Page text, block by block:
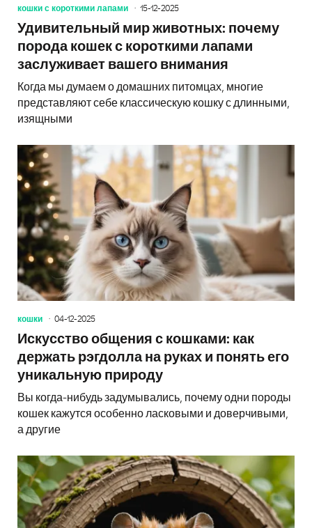
кошки с короткими лапами 15-12-2025
Удивительный мир животных: почему
порода кошек с короткими лапами
заслуживает вашего внимания
Когда мы думаем о домашних питомцах, многие
представляют себе классическую кошку с длинными,
изящными
кошки 04-12-2025
Искусство общения с кошками: как
держать рэгдолла на руках и понять его
уникальную природу
Вы когда-нибудь задумывались, почему одни породы
кошек кажутся особенно ласковыми и доверчивыми,
а другие